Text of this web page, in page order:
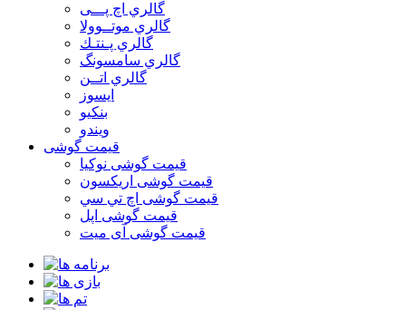
گالري اچ پـــی
گالري موتــوولا
گالري پـنتـك
گالري سامسونگ
گالري اتــن
ایسوز
بنکیو
ویندو
قیمت گوشی
قیمت گوشی نوكيا
قیمت گوشی اريكسون
قیمت گوشی اچ تي سي
قیمت گوشی اپل
قیمت گوشی آی میت